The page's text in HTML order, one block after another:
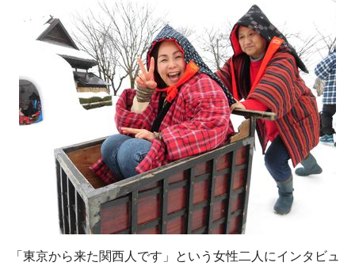
「東京から来た関西人です」という女性二人にインタビュ